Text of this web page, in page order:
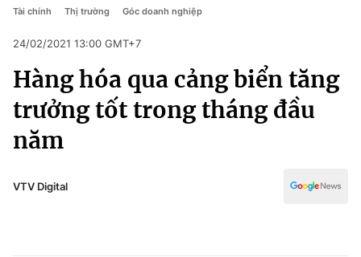
Chuyên mục
Chính trị
Xã hội
Pháp luật
Chính trị
Pháp luật
Kinh tế
Thể thao
Truyền hình
Văn hóa - Giải trí
Tài chính Thị trường Góc doanh nghiệp
24/02/2021 13:00 GMT+7
Hàng hóa qua cảng biển tăng
trưởng tốt trong tháng đầu
năm
VTV Digital